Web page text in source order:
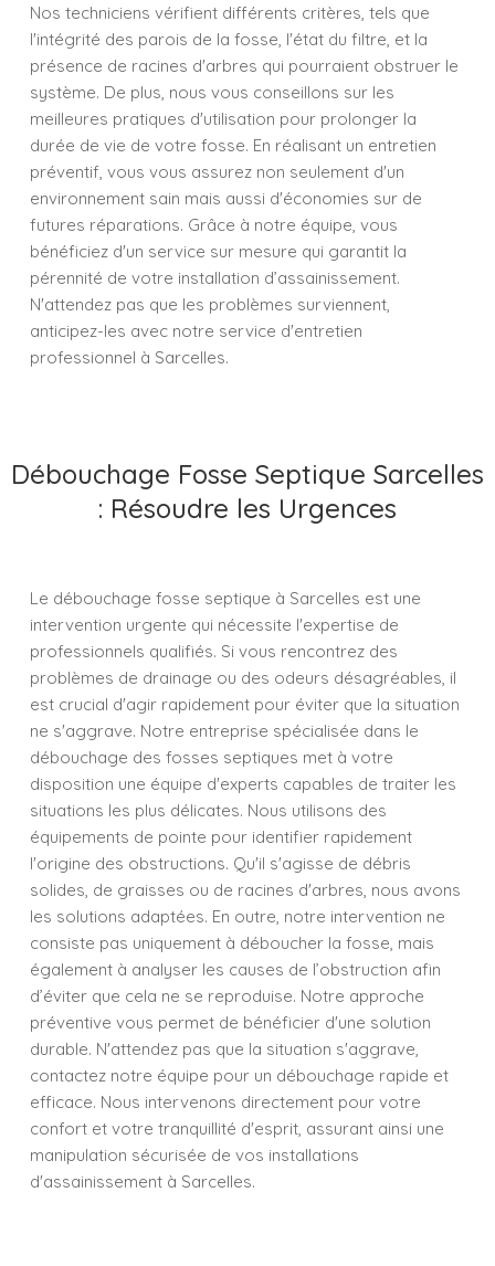
Nos techniciens vérifient différents critères, tels que
l'intégrité des parois de la fosse, l'état du filtre, et la
présence de racines d'arbres qui pourraient obstruer le
système. De plus, nous vous conseillons sur les
meilleures pratiques d'utilisation pour prolonger la
durée de vie de votre fosse. En réalisant un entretien
préventif, vous vous assurez non seulement d'un
environnement sain mais aussi d'économies sur de
futures réparations. Grâce à notre équipe, vous
bénéficiez d'un service sur mesure qui garantit la
pérennité de votre installation d’assainissement.
N'attendez pas que les problèmes surviennent,
anticipez-les avec notre service d'entretien
professionnel à Sarcelles.
Débouchage Fosse Septique Sarcelles
: Résoudre les Urgences
Le débouchage fosse septique à Sarcelles est une
intervention urgente qui nécessite l'expertise de
professionnels qualifiés. Si vous rencontrez des
problèmes de drainage ou des odeurs désagréables, il
est crucial d'agir rapidement pour éviter que la situation
ne s'aggrave. Notre entreprise spécialisée dans le
débouchage des fosses septiques met à votre
disposition une équipe d'experts capables de traiter les
situations les plus délicates. Nous utilisons des
équipements de pointe pour identifier rapidement
l'origine des obstructions. Qu'il s'agisse de débris
solides, de graisses ou de racines d'arbres, nous avons
les solutions adaptées. En outre, notre intervention ne
consiste pas uniquement à déboucher la fosse, mais
également à analyser les causes de l’obstruction afin
d’éviter que cela ne se reproduise. Notre approche
préventive vous permet de bénéficier d'une solution
durable. N'attendez pas que la situation s'aggrave,
contactez notre équipe pour un débouchage rapide et
efficace. Nous intervenons directement pour votre
confort et votre tranquillité d'esprit, assurant ainsi une
manipulation sécurisée de vos installations
d'assainissement à Sarcelles.